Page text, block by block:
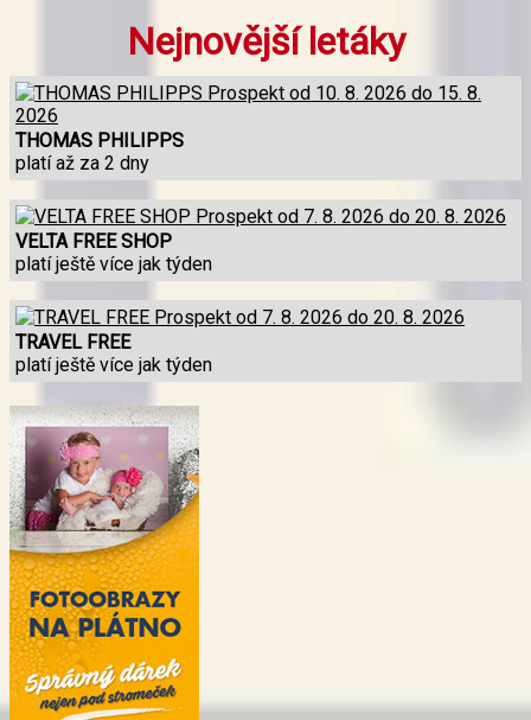
Nejnovější letáky
THOMAS PHILIPPS
platí až za 2 dny
VELTA FREE SHOP
platí ještě více jak týden
TRAVEL FREE
platí ještě více jak týden